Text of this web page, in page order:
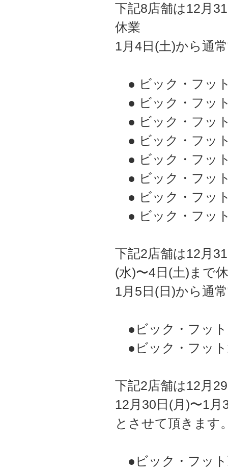
下記8店舗は12月
休業
1月4日(土)から通
● ビック・フッ
● ビック・フッ
● ビック・フッ
● ビック・フッ
● ビック・フッ
● ビック・フッ
● ビック・フッ
● ビック・フッ
下記2店舗は12月
(水)〜4日(土)まで
1月5日(日)から通
●ビック・フッ
●ビック・フット
下記2店舗は12月
12月30日(月)〜1
とさせて頂きます
●ビック・フッ